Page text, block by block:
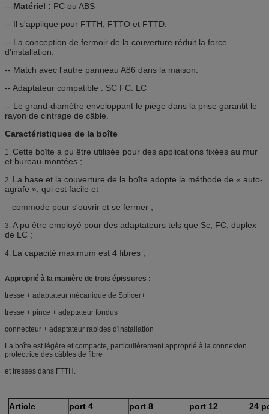
-- Matériel : PC ou ABS
-- Il s'applique pour FTTH, FTTO et FTTD.
-- La conception de fermoir de la couverture réduit la force
d'installation.
-- Match avec l'autre panneau A86 dans la maison.
-- Adaptateur compatible : SC FC. LC
-- Le grand-diamètre enveloppant le piège dans la prise garantit le
rayon de cintrage de câble.
Caractéristiques de la boîte
1. Cette boîte a pu être utilisée pour des applications fixées au mur
et bureau-montées ;
2. La base et la couverture de la boîte adopte la méthode de « auto-
agrafe », qui est facile et
commode pour s'ouvrir et se fermer ;
3. A pu être employé pour des adaptateurs tels que Sc, FC, duplex
de LC ;
4. La capacité maximum est 4 fibres ;
Approprié à la manière de trois épissures :
tresse + adaptateur mécanique de Splicer+
tresse + pince + adaptateur fondus
connecteur + adaptateur rapides d'installation
La boîte est légère et compacte, particulièrement approprié à la connexion
protectrice des câbles de fibre
et tresses dans FTTH.
Article port 4 port 8 port 12 24